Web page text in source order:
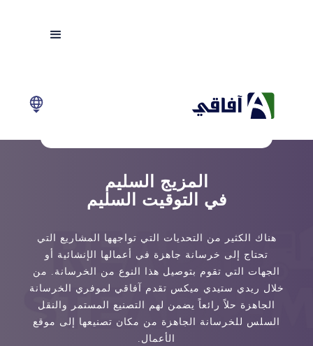
المزيج السليم
في التوقيت السليم
هناك الكثير من التحديات التي تواجهها المشاريع التي
تحتاج إلى خرسانة جاهزة في أعمالها الإنشائية أو
الجهات التي تقوم بتوصيل هذا النوع من الخرسانة. من
خلال ريدي ستيدي ميكس تقدم آفاقي لموفري الخرسانة
الجاهزة حلاً رائعاً يضمن لهم التصنيع المستمر والنقل
السلس للخرسانة الجاهزة من مكان تصنيعها إلى موقع
الأعمال.